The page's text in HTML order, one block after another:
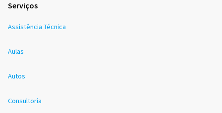
Serviços
Assistência Técnica
Aulas
Autos
Consultoria